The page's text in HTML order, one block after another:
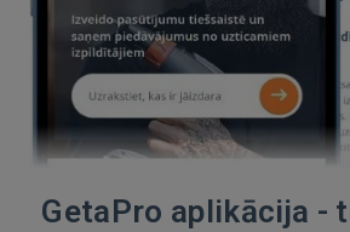
GetaPro aplikācija -